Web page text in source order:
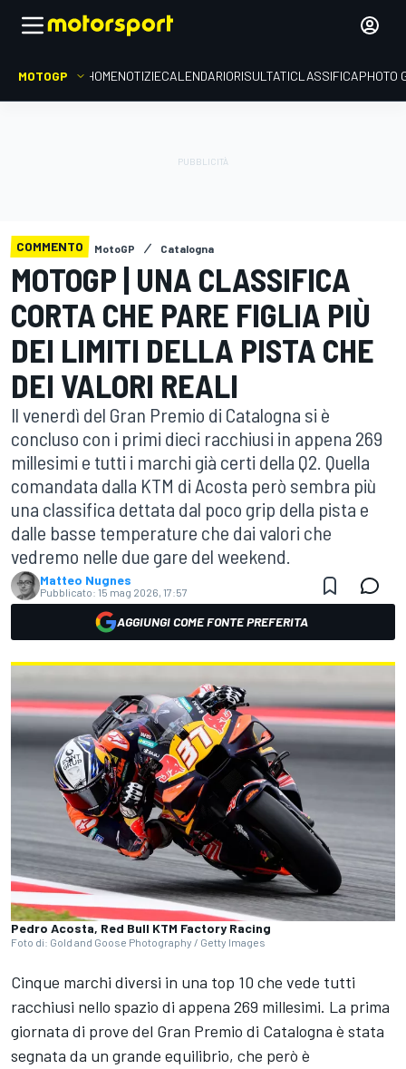
MOTOGP HOMENOTIZIECALENDARIORISULTATICLASSIFICAPHOTO
COMMENTO MotoGP Catalogna
MOTOGP | UNA CLASSIFICA
CORTA CHE PARE FIGLIA PIÙ
DEI LIMITI DELLA PISTA CHE
DEI VALORI REALI
Il venerdì del Gran Premio di Catalogna si è
concluso con i primi dieci racchiusi in appena 269
millesimi e tutti i marchi già certi della Q2. Quella
comandata dalla KTM di Acosta però sembra più
una classifica dettata dal poco grip della pista e
dalle basse temperature che dai valori che
vedremo nelle due gare del weekend.
Matteo Nugnes
Pubblicato: 15 mag 2026, 17:57
AGGIUNGI COME FONTE PREFERITA
Pedro Acosta, Red Bull KTM Factory Racing
Foto di: Gold and Goose Photography / Getty Images
Cinque marchi diversi in una top 10 che vede tutti
racchiusi nello spazio di appena 269 millesimi. La prima
giornata di prove del Gran Premio di Catalogna è stata
segnata da un grande equilibrio, che però è